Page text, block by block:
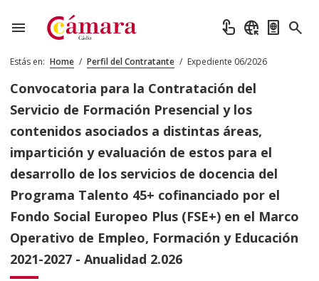
menu touch_app captive_portal passport search
Estás en: Home / Perfil del Contratante / Expediente 06/2026
Convocatoria para la Contratación del
Servicio de Formación Presencial y los
contenidos asociados a distintas áreas,
impartición y evaluación de estos para el
desarrollo de los servicios de docencia del
Programa Talento 45+ cofinanciado por el
Fondo Social Europeo Plus (FSE+) en el Marco
Operativo de Empleo, Formación y Educación
2021-2027 - Anualidad 2.026